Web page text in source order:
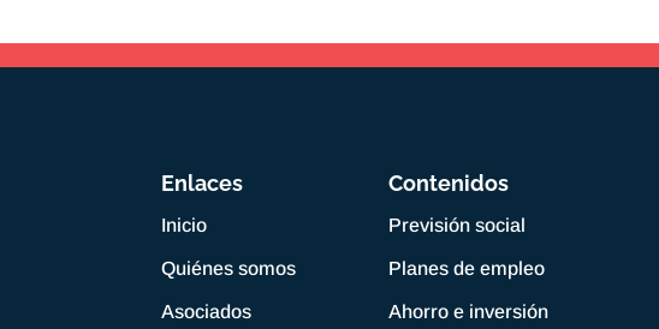
Enlaces
Inicio
Quiénes somos
Asociados
Contenidos
Previsión social
Planes de empleo
Ahorro e inversión